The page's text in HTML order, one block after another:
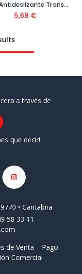
Spray Antideslizante Transparente 400 Ml Ref. 15000066
5,68 €
a través de
que decir!
• Cantabria
58 33 11
de Venta
Pago
Comercial